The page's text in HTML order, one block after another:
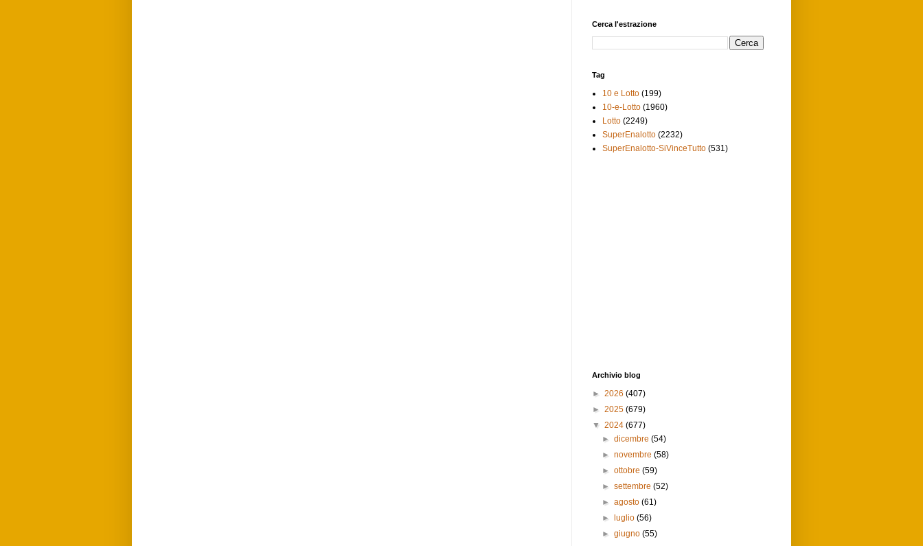
Cerca l'estrazione
Tag
10 e Lotto (199)
10-e-Lotto (1960)
Lotto (2249)
SuperEnalotto (2232)
SuperEnalotto-SiVinceTutto (531)
Archivio blog
► 2026 (407)
► 2025 (679)
▼ 2024 (677)
►dicembre(54)
►novembre(58)
►ottobre(59)
►settembre(52)
►agosto(61)
►
luglio(56)
►giugno(55)